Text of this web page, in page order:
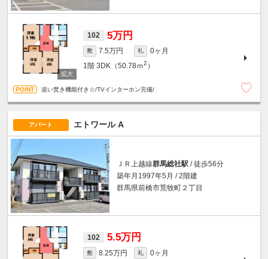
102 5万円
敷 7.5万円 礼
0ヶ月
1階 3DK（50.78ｍ2 ）
追い焚き機能付き☆/TVインターホン完備/
アパート エトワール A
ＪＲ上越線群馬総社駅 / 徒歩56分
築年月1997年5月 / 2階建
群馬県前橋市荒牧町２丁目
102 5.5万円
敷 8.25万円 礼 0ヶ月